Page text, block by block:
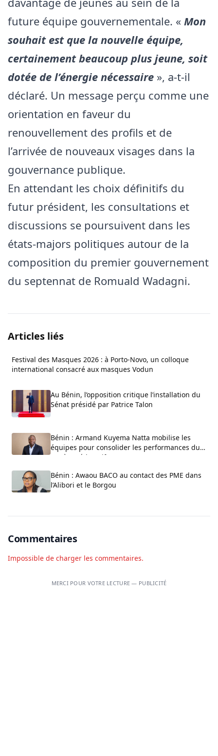
future équipe gouvernementale. ​« Mon
souhait est que la nouvelle équipe,
certainement beaucoup plus jeune, soit
dotée de l’énergie nécessaire », a-t-il
déclaré. Un message perçu comme une
orientation en faveur du
renouvellement des profils et de
l’arrivée de nouveaux visages dans la
gouvernance publique.
En attendant les choix définitifs du
futur président, les consultations et
discussions se poursuivent dans les
états-majors politiques autour de la
composition du premier gouvernement
du septennat de Romuald Wadagni.
Articles liés
Festival des Masques 2026 : à Porto-Novo, un colloque
international consacré aux masques Vodun
Au Bénin, l’opposition critique l’installation du
Sénat présidé par Patrice Talon
Bénin : Armand Kuyema Natta mobilise les
équipes pour consolider les performances du
système éducatif
Bénin : Awaou BACO au contact des PME dans
l’Alibori et le Borgou
Commentaires
Impossible de charger les commentaires.
MERCI POUR VOTRE LECTURE — PUBLICITÉ